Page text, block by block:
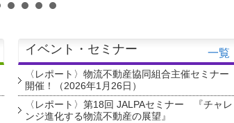
イベント・セミナー 一覧
〈レポート〉物流不動産協同組合主催セミナー
開催！（2026年1月26日）
〈レポート〉第18回 JALPAセミナー 『チャレ
ンジ進化する物流不動産の展望』